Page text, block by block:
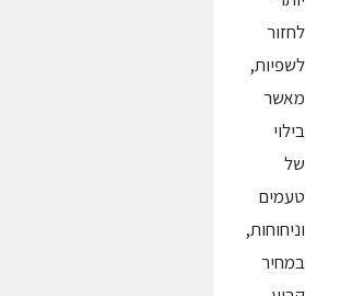
לחזור
לשפיות,
מאשר
בילוי
של
טעמים
וניחוחות,
במחיר